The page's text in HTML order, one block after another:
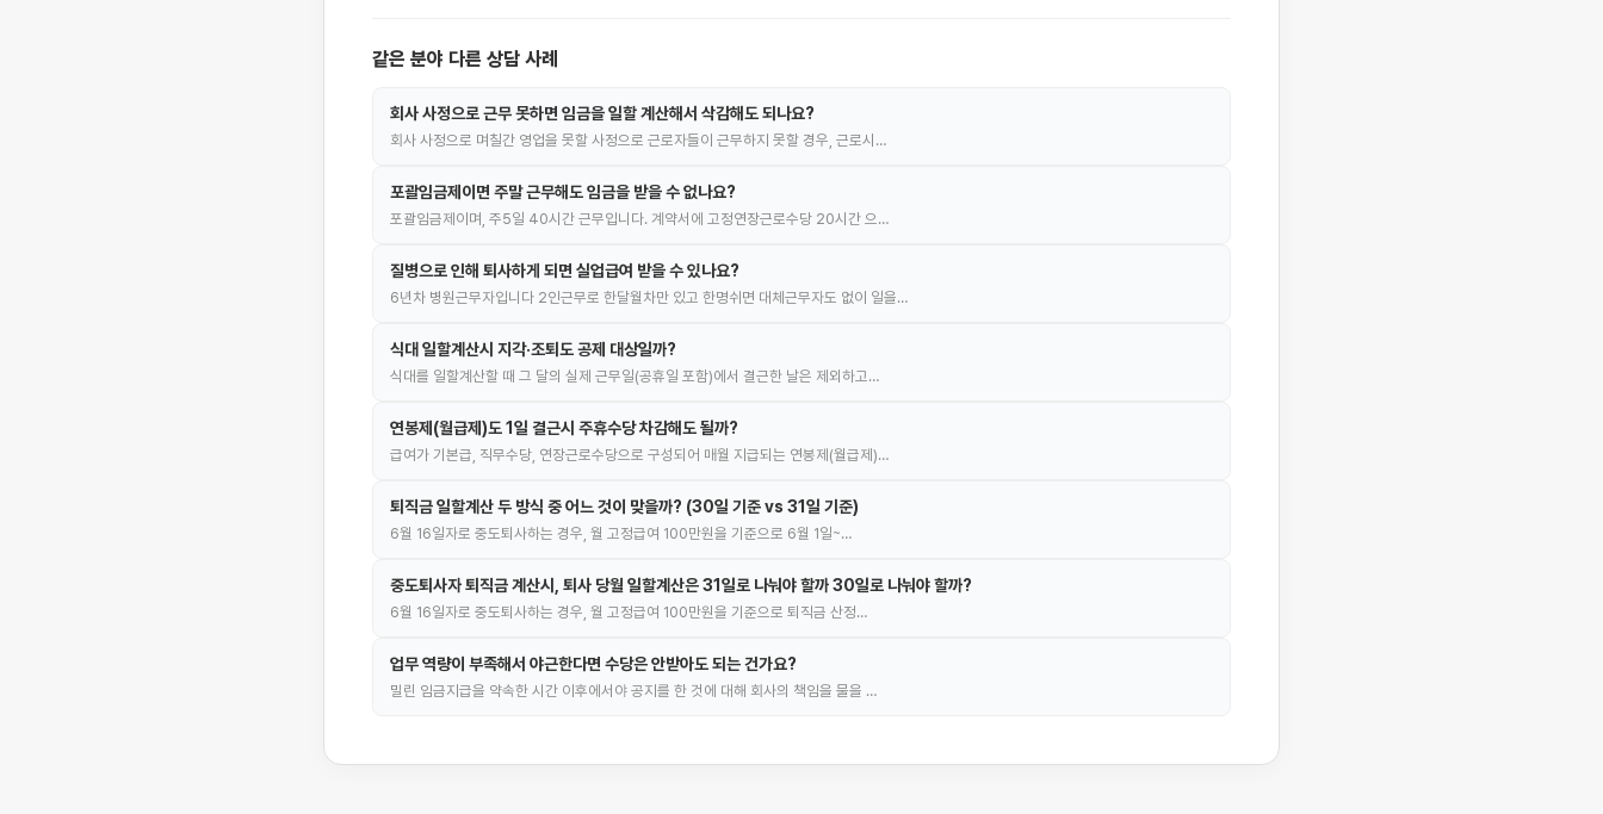
같은 분야 다른 상담 사례
회사 사정으로 근무 못하면 임금을 일할 계산해서 삭감해도 되나요?
회사 사정으로 며칠간 영업을 못할 사정으로 근로자들이 근무하지 못할 경우, 근로시…
포괄임금제이면 주말 근무해도 임금을 받을 수 없나요?
포괄임금제이며, 주5일 40시간 근무입니다. 계약서에 고정연장근로수당 20시간 으…
질병으로 인해 퇴사하게 되면 실업급여 받을 수 있나요?
6년차 병원근무자입니다 2인근무로 한달월차만 있고 한명쉬면 대체근무자도 없이 일을…
식대 일할계산시 지각·조퇴도 공제 대상일까?
식대를 일할계산할 때 그 달의 실제 근무일(공휴일 포함)에서 결근한 날은 제외하고…
연봉제(월급제)도 1일 결근시 주휴수당 차감해도 될까?
급여가 기본급, 직무수당, 연장근로수당으로 구성되어 매월 지급되는 연봉제(월급제)…
퇴직금 일할계산 두 방식 중 어느 것이 맞을까? (30일 기준 vs 31일 기준)
6월 16일자로 중도퇴사하는 경우, 월 고정급여 100만원을 기준으로 6월 1일~…
중도퇴사자 퇴직금 계산시, 퇴사 당월 일할계산은 31일로 나눠야 할까 30일로 나눠야 할까?
6월 16일자로 중도퇴사하는 경우, 월 고정급여 100만원을 기준으로 퇴직금 산정…
업무 역량이 부족해서 야근한다면 수당은 안받아도 되는 건가요?
밀린 임금지급을 약속한 시간 이후에서야 공지를 한 것에 대해 회사의 책임을 물을 …